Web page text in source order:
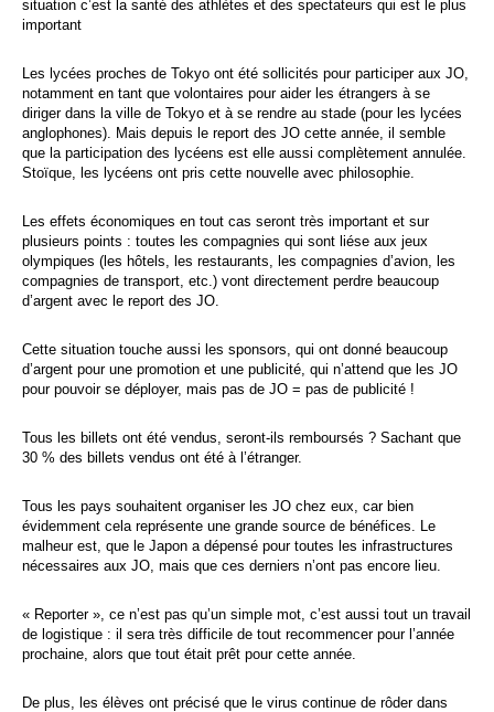
situation c’est la santé des athlètes et des spectateurs qui est le plus
important
Les lycées proches de Tokyo ont été sollicités pour participer aux JO,
notamment en tant que volontaires pour aider les étrangers à se
diriger dans la ville de Tokyo et à se rendre au stade (pour les lycées
anglophones). Mais depuis le report des JO cette année, il semble
que la participation des lycéens est elle aussi complètement annulée.
Stoïque, les lycéens ont pris cette nouvelle avec philosophie.
Les effets économiques en tout cas seront très important et sur
plusieurs points : toutes les compagnies qui sont liése aux jeux
olympiques (les hôtels, les restaurants, les compagnies d’avion, les
compagnies de transport, etc.) vont directement perdre beaucoup
d’argent avec le report des JO.
Cette situation touche aussi les sponsors, qui ont donné beaucoup
d’argent pour une promotion et une publicité, qui n’attend que les JO
pour pouvoir se déployer, mais pas de JO = pas de publicité !
Tous les billets ont été vendus, seront-ils remboursés ? Sachant que
30 % des billets vendus ont été à l’étranger.
Tous les pays souhaitent organiser les JO chez eux, car bien
évidemment cela représente une grande source de bénéfices. Le
malheur est, que le Japon a dépensé pour toutes les infrastructures
nécessaires aux JO, mais que ces derniers n’ont pas encore lieu.
« Reporter », ce n’est pas qu’un simple mot, c’est aussi tout un travail
de logistique : il sera très difficile de tout recommencer pour l’année
prochaine, alors que tout était prêt pour cette année.
De plus, les élèves ont précisé que le virus continue de rôder dans